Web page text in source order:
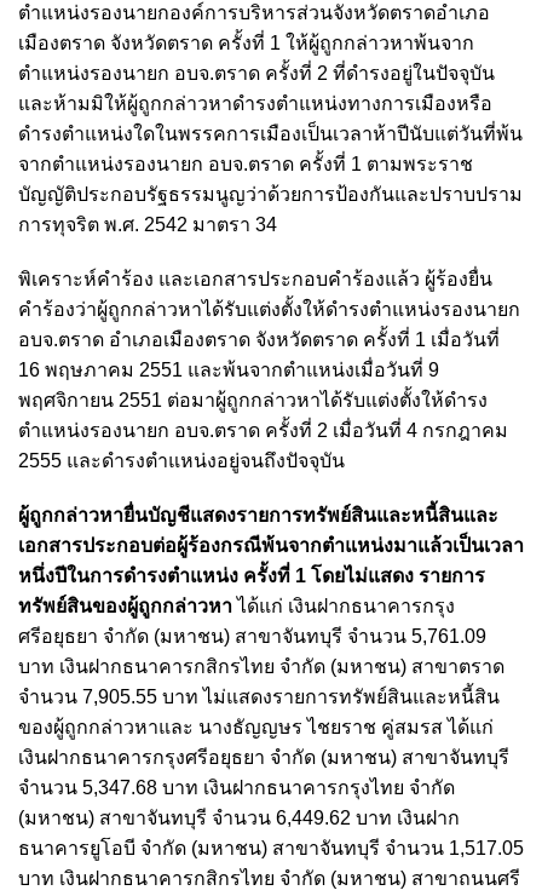
ตำแหน่งรองนายกองค์การบริหารส่วนจังหวัดตราดอำเภอ
เมืองตราด จังหวัดตราด ครั้งที่ 1 ให้ผู้ถูกกล่าวหาพ้นจาก
ตำแหน่งรองนายก อบจ.ตราด ครั้งที่ 2 ที่ดำรงอยู่ในปัจจุบัน
และห้ามมิให้ผู้ถูกกล่าวหาดำรงตำแหน่งทางการเมืองหรือ
ดำรงตำแหน่งใดในพรรคการเมืองเป็นเวลาห้าปีนับแต่วันที่พ้น
จากตำแหน่งรองนายก อบจ.ตราด ครั้งที่ 1 ตามพระราช
บัญญัติประกอบรัฐธรรมนูญว่าด้วยการป้องกันและปราบปราม
การทุจริต พ.ศ. 2542 มาตรา 34
พิเคราะห์คำร้อง และเอกสารประกอบคำร้องแล้ว ผู้ร้องยื่น
คำร้องว่าผู้ถูกกล่าวหาได้รับแต่งตั้งให้ดำรงตำแหน่งรองนายก
อบจ.ตราด อำเภอเมืองตราด จังหวัดตราด ครั้งที่ 1 เมื่อวันที่
16 พฤษภาคม 2551 และพ้นจากตำแหน่งเมื่อวันที่ 9
พฤศจิกายน 2551 ต่อมาผู้ถูกกล่าวหาได้รับแต่งตั้งให้ดำรง
ตำแหน่งรองนายก อบจ.ตราด ครั้งที่ 2 เมื่อวันที่ 4 กรกฎาคม
2555 และดำรงตำแหน่งอยู่จนถึงปัจจุบัน
ผู้ถูกกล่าวหายื่นบัญชีแสดงรายการทรัพย์สินและหนี้สินและ
เอกสารประกอบต่อผู้ร้องกรณีพ้นจากตำแหน่งมาแล้วเป็นเวลา
หนึ่งปีในการดำรงตำแหน่ง ครั้งที่ 1 โดยไม่แสดง รายการ
ทรัพย์สินของผู้ถูกกล่าวหาได้แก่ เงินฝากธนาคารกรุง
ศรีอยุธยา จำกัด (มหาชน) สาขาจันทบุรี จำนวน 5,761.09
บาท เงินฝากธนาคารกสิกรไทย จำกัด (มหาชน) สาขาตราด
จำนวน 7,905.55 บาท ไม่แสดงรายการทรัพย์สินและหนี้สิน
ของผู้ถูกกล่าวหาและ นางธัญญษร ไชยราช คู่สมรส ได้แก่
เงินฝากธนาคารกรุงศรีอยุธยา จำกัด (มหาชน) สาขาจันทบุรี
จำนวน 5,347.68 บาท เงินฝากธนาคารกรุงไทย จำกัด
(มหาชน) สาขาจันทบุรี จำนวน 6,449.62 บาท เงินฝาก
ธนาคารยูโอบี จำกัด (มหาชน) สาขาจันทบุรี จำนวน 1,517.05
บาท เงินฝากธนาคารกสิกรไทย จำกัด (มหาชน) สาขาถนนศรี